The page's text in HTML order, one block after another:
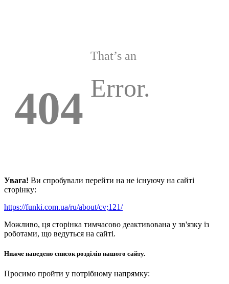
404
That’s an
Error.
Увага! Ви спробували перейти на не існуючу на сайті
сторінку:
https://funki.com.ua/ru/about/cv;121/
Можливо, ця сторінка тимчасово деактивована у зв'язку із
роботами, що ведуться на сайті.
Нижче наведено список розділів нашого сайту.
Просимо пройти у потрібному напрямку: